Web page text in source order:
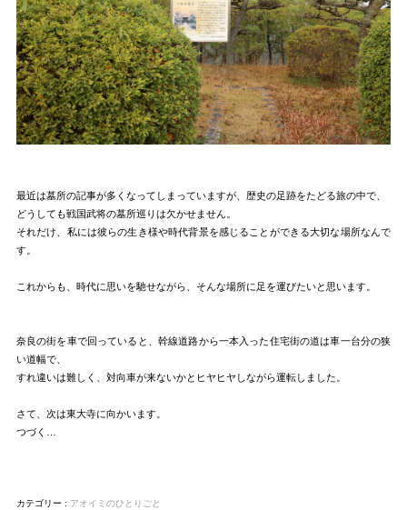
最近は墓所の記事が多くなってしまっていますが、歴史の足跡をたどる旅の中で、
どうしても戦国武将の墓所巡りは欠かせません。
それだけ、私には彼らの生き様や時代背景を感じることができる大切な場所なんで
す。
これからも、時代に思いを馳せながら、そんな場所に足を運びたいと思います。
奈良の街を車で回っていると、幹線道路から一本入った住宅街の道は車一台分の狭
い道幅で、
すれ違いは難しく、対向車が来ないかとヒヤヒヤしながら運転しました。
さて、次は東大寺に向かいます。
つづく…
カテゴリー : アオイミのひとりごと